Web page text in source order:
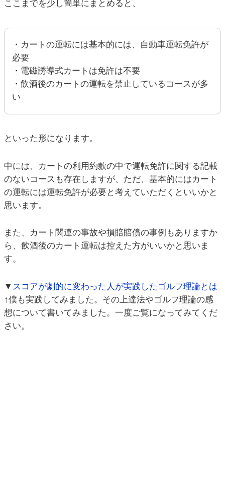
ここまでを少し簡単にまとめると、
・カートの運転には基本的には、自動車運転免許が
必要
・電磁誘導式カートは免許は不要
・飲酒後のカートの運転を禁止しているコースが多
い
といった形になります。
中には、カートの利用約款の中で運転免許に関する記載
のないコースも存在しますが、ただ、基本的にはカート
の運転には運転免許が必要と考えていただくといいかと
思います。
また、カート関連の事故や損賠賠償の事例もありますか
ら、飲酒後のカート運転は控えた方がいいかと思いま
す。
▼ スコアが劇的に変わった人が実践したゴルフ理論とは
↑僕も実践してみました。その上達法やゴルフ理論の感
想について書いてみました。一度ご覧になってみてくだ
さい。